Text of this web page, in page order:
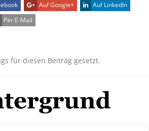
Auf Google+
Auf LinkedIn
Per E-Mail
für diesen Beitrag gesetzt.